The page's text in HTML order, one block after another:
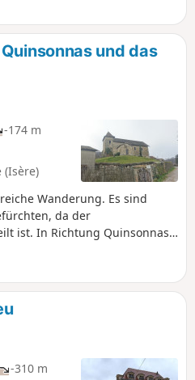
Alpenkette.
einen kleinen
Via
mit Le Puy-en-
Route, die seit
Pilgern
aus den
Compostela zu
und das
-174 m
(Isère)
Wanderung. Es sind
da der
ist. In Richtung Quinsonnas
vorbei: dem Schloss von
Fichaillon und der Kirche
wandern Sie durch das
-310 m